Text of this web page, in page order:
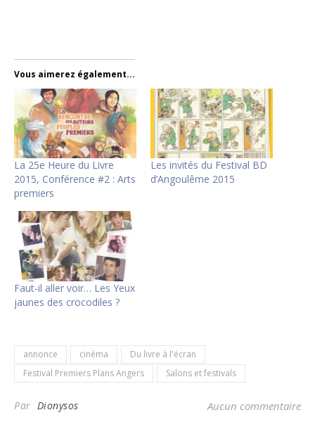
Vous aimerez également...
La 25e Heure du Livre
2015, Conférence #2 : Arts
premiers
Les invités du Festival BD
d’Angoulême 2015
Faut-il aller voir… Les Yeux
jaunes des crocodiles ?
annonce cinéma
Du livre à l'écran
Festival Premiers Plans Angers
Salons et festivals
Par Dionysos Aucun commentaire